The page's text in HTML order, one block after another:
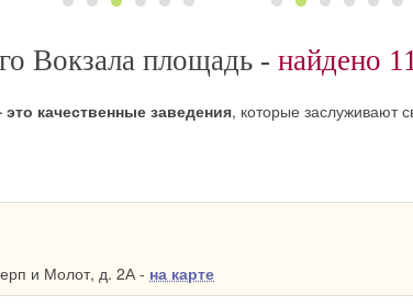
Вокзала площадь - найдено
качественные заведения, которые заслуживают
и Молот, д. 2А - на карте